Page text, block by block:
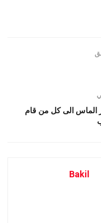
الماس الى كل من قام
Bakil